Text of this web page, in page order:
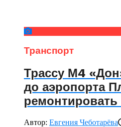
Транспорт
Трассу М4
до аэропорта
ремонтировать
Автор: Евгения Чеботарёва